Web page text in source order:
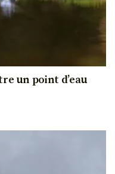
un point d’eau